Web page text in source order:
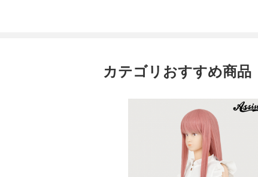
カテゴリおすすめ商品